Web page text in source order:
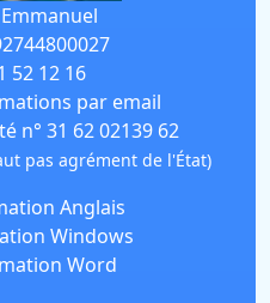
52 12 16
par email
n° 31 62 02139 62
pas agrément de l'État)
Anglais
Windows
Word